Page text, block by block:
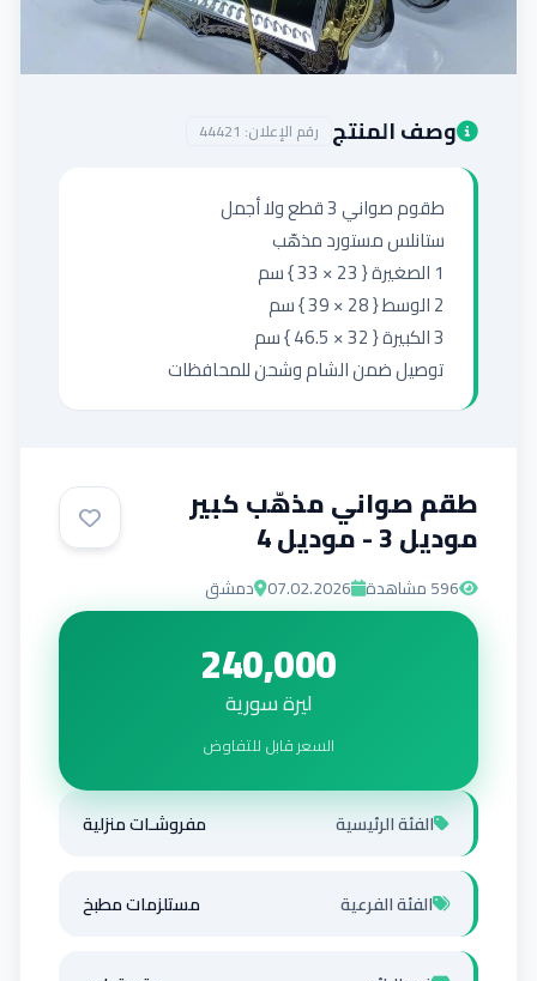
إضافة إعلان
وصف المنتج رقم الإعلان: 44421
توصيل ضمن الشام وشحن للمحافظات
طقم صواني مذهّب كبير
موديل 3 - موديل 4
596مشاهدة 07.02.2026 دمشق
240,000
ليرة سورية
السعر قابل للتفاوض
الفئة الرئيسية مفروشـات منزلية
الفئة الفرعية مستلزمات مطبخ